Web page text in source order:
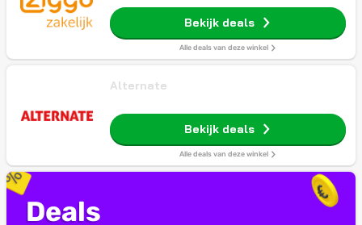
Bekijk deals
Alle deals van deze winkel
Alternate
Bekijk deals
Alle deals van deze winkel
Deals